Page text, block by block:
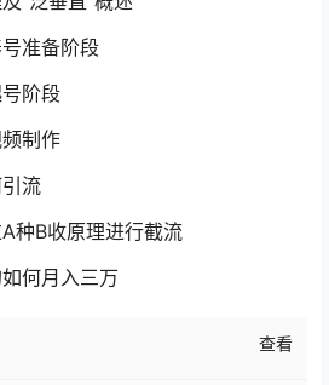
准备阶段
阶段
制作
流
种B收原理进行截流
何月入三万
查看